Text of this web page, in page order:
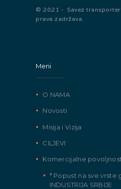
© 2021 - Savez
prava zadržava.
Meni
O NAMA
Novosti
Misija i Vizija
CILJEVI
Komercijalne
* Popust na sve vrste
INDUSTRIJA SRBIJE